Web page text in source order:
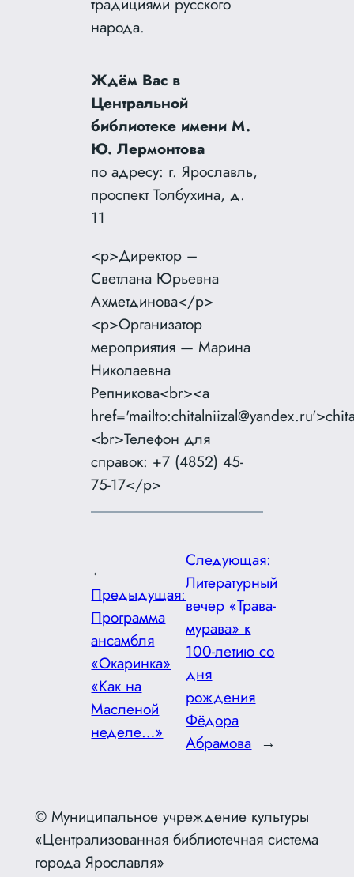
народа.
Ждём Вас в
Центральной
библиотеке имени М.
Ю. Лермонтова
по адресу: г. Ярославль,
проспект Толбухина, д.
11
<p>Директор –
Светлана Юрьевна
Ахметдинова</p>
<p>Организатор
мероприятия — Марина
Николаевна
Репникова<br><a
<br>Телефон для
справок: +7 (4852) 45-
75-17</p>
←
Предыдущая:
Программа
ансамбля
«Окаринка»
«Как на
Масленой
неделе…»
Следующая:
Литературный
вечер «Трава-
мурава» к
100-летию со
дня
рождения
Фёдора
Абрамова →
© Муниципальное учреждение культуры
«Централизованная библиотечная система
города Ярославля»